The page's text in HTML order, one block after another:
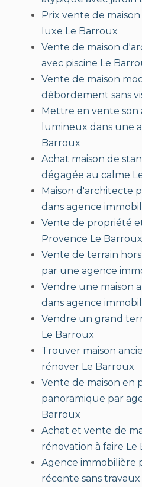
Prix vente de
luxe Le Barroux
Vente de maison
avec piscine Le
Vente de maison
débordement sans
Mettre en vente
lumineux dans une
Barroux
Achat maison de
dégagée au calme
Maison d'architecte
dans agence
Vente de propriété
Provence Le Barroux
Vente de terrain
par une agence
Vendre une maison
dans agence
Vendre un grand
Le Barroux
Trouver maison
rénover Le Barroux
Vente de maison en
panoramique par
Barroux
Achat et vente de
rénovation à faire Le
Agence immobilière
récente sans